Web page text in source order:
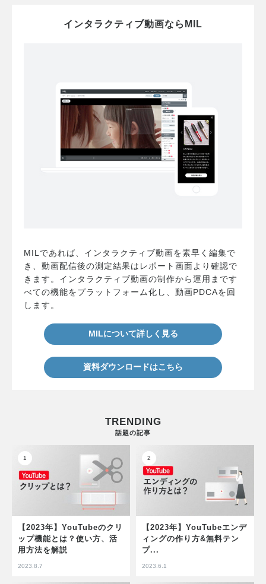
インタラクティブ動画ならMIL
MILであれば、インタラクティブ動画を素早く編集で
き、動画配信後の測定結果はレポート画面より確認で
きます。インタラクティブ動画の制作から運用まです
べての機能をプラットフォーム化し、動画PDCAを回
します。
MILについて詳しく見る
資料ダウンロードはこちら
TRENDING
話題の記事
【2023年】YouTubeのクリ
ップ機能とは？使い方、活
用方法を解説
2023.8.7
【2023年】YouTubeエンデ
ィングの作り方&無料テン
プ...
2023.6.1